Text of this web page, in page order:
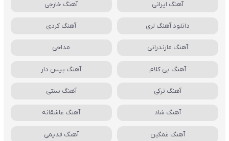
آهنگ ایرانی آهنگ خارجی
دانلود آهنگ لری آهنگ کردی
آهنگ مازندرانی مداحی
آهنگ بی کلام آهنگ بیس دار
آهنگ ترکی آهنگ سنتی
آهنگ شاد آهنگ عاشقانه
آهنگ غمگین آهنگ قدیمی